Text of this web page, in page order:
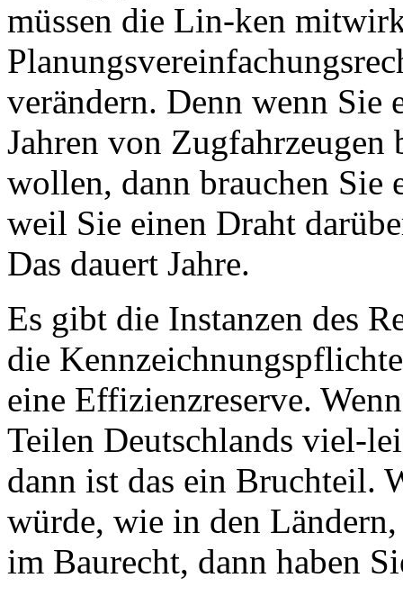
müssen die Lin-ken
verändern. Denn wenn Sie
Jahren von
wollen, dann brauchen Sie
weil Sie einen Draht
Das dauert Jahre.
Es gibt die Instanzen des
die
eine Effizienzreserve.
Teilen Deutschlands viel-
dann ist das ein Bruchteil.
würde, wie in den Ländern,
im Baurecht, dann haben